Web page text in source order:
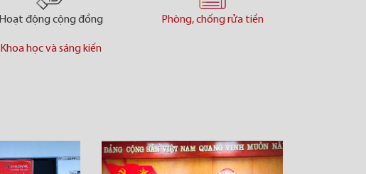
Hoạt động cộng đồng Phòng, chống rửa tiền
Khoa học và sáng kiến